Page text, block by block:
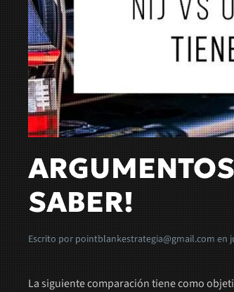
SABER!
Escrito por pointblankestrategia@gmail.com en
La siguiente comparación tiene como